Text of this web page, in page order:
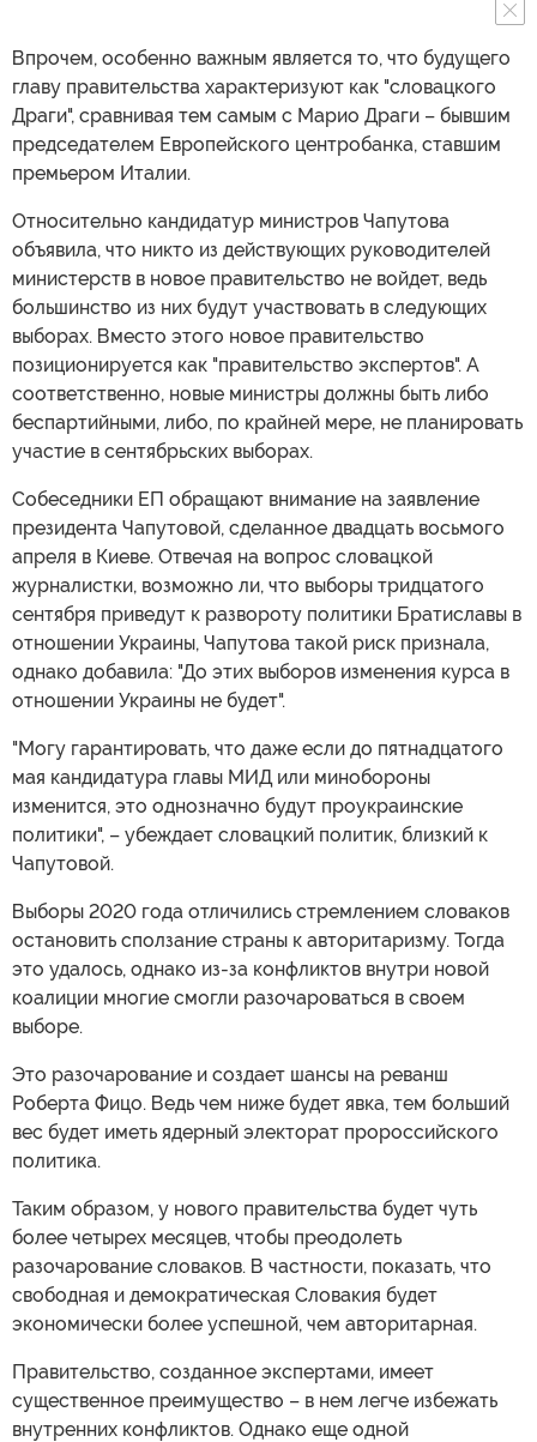
Впрочем, особенно важным является то, что будущего
главу правительства характеризуют как "словацкого
Драги", сравнивая тем самым с Марио Драги – бывшим
председателем Европейского центробанка, ставшим
премьером Италии.
Относительно кандидатур министров Чапутова
объявила, что никто из действующих руководителей
министерств в новое правительство не войдет, ведь
большинство из них будут участвовать в следующих
выборах. Вместо этого новое правительство
позиционируется как "правительство экспертов". А
соответственно, новые министры должны быть либо
беспартийными, либо, по крайней мере, не планировать
участие в сентябрьских выборах.
Собеседники ЕП обращают внимание на заявление
президента Чапутовой, сделанное двадцать восьмого
апреля в Киеве. Отвечая на вопрос словацкой
журналистки, возможно ли, что выборы тридцатого
сентября приведут к развороту политики Братиславы в
отношении Украины, Чапутова такой риск признала,
однако добавила: "До этих выборов изменения курса в
отношении Украины не будет".
"Могу гарантировать, что даже если до пятнадцатого
мая кандидатура главы МИД или минобороны
изменится, это однозначно будут проукраинские
политики", – убеждает словацкий политик, близкий к
Чапутовой.
Выборы 2020 года отличились стремлением словаков
остановить сползание страны к авторитаризму. Тогда
это удалось, однако из-за конфликтов внутри новой
коалиции многие смогли разочароваться в своем
выборе.
Это разочарование и создает шансы на реванш
Роберта Фицо. Ведь чем ниже будет явка, тем больший
вес будет иметь ядерный электорат пророссийского
политика.
Таким образом, у нового правительства будет чуть
более четырех месяцев, чтобы преодолеть
разочарование словаков. В частности, показать, что
свободная и демократическая Словакия будет
экономически более успешной, чем авторитарная.
Правительство, созданное экспертами, имеет
существенное преимущество – в нем легче избежать
внутренних конфликтов. Однако еще одной